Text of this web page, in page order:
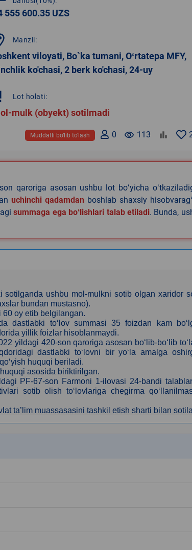
555 600.35 UZS
Manzil:
viloyati, Bo`ka tumani, Oʻrtatepa MFY,
ko'chasi, 2 berk ko'chasi, 24-uy
Lot holati:
mulk (obyekt) sotilmadi
remove_red_eye 113
0
Muddatli bo‘lib to‘lash
qaroriga asosan ushbu lot boʻyicha
uchinchi qadamdan boshlab shaxsiy
summaga ega boʻlishlari talab etiladi. Bunda,
ushbu mol-mulkni sotib olgan xaridor
bundan mustasno).
60 oy etib belgilangan.
dastlabki to‘lov summasi 35 foizdan kam
yillik foizlar hisoblanmaydi.
yildagi 420-son qaroriga asosan bo‘lib-bo‘lib
dastlabki to‘lovni bir yo‘la amalga
huquqi beriladi.
asosida biriktirilgan.
PF-67-son Farmoni 1-ilovasi 24-bandi
sotib olish to‘lovlariga chegirma
ta’lim muassasasini tashkil etish sharti bilan